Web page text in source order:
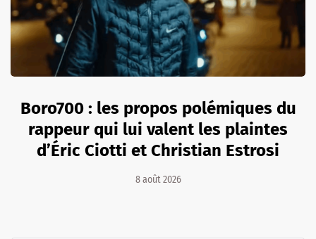
Boro700 : les propos polémiques du
rappeur qui lui valent les plaintes
d’Éric Ciotti et Christian Estrosi
8 août 2026